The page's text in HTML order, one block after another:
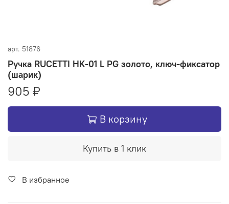
арт. 51876
Ручка RUCETTI HK-01 L PG золото, ключ-фиксатор
(шарик)
905 ₽
В корзину
Купить в 1 клик
В избранное